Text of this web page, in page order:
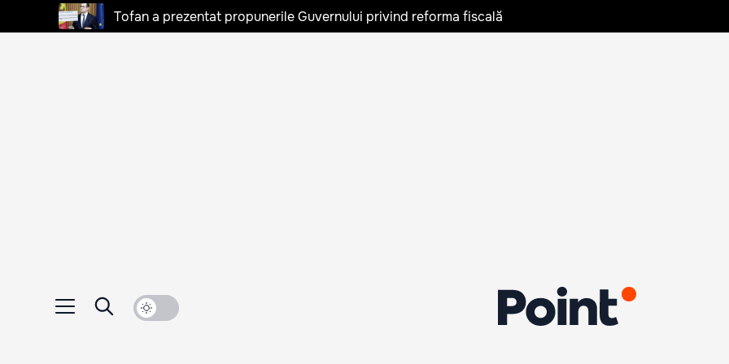
Tofan a prezentat propunerile Guvernului privind reforma fiscală